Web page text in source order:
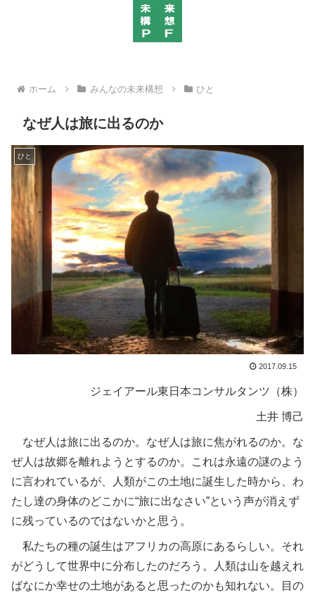
ホーム みんなの未来構想 ひと
なぜ人は旅に出るのか
ひと
2017.09.15
ジェイアール東日本コンサルタンツ（株）
土井 博己
なぜ人は旅に出るのか。なぜ人は旅に焦がれるのか。な
ぜ人は故郷を離れようとするのか。これは永遠の謎のよう
に言われているが、人類がこの土地に誕生した時から、わ
たし達の身体のどこかに“旅に出なさい”という声が消えず
に残っているのではないかと思う。
私たちの種の誕生はアフリカの高原にあるらしい。それ
がどうして世界中に分布したのだろう。人類は山を越えれ
ばなにか幸せの土地があると思ったのかも知れない。目の